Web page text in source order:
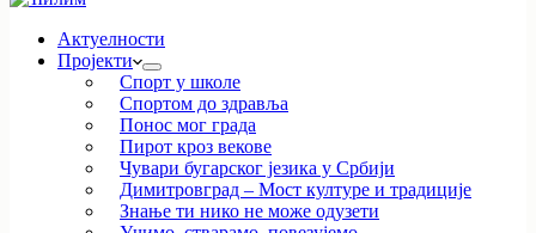
Актуелности
Пројекти
Спорт у школе
Спортом до здравља
Понос мог града
Пирот кроз векове
Чувари бугарског језика у Србији
Димитровград – Мост културе и традиције
Знање ти нико не може одузети